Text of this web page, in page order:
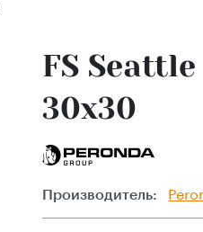
FS
30x30
Производитель: